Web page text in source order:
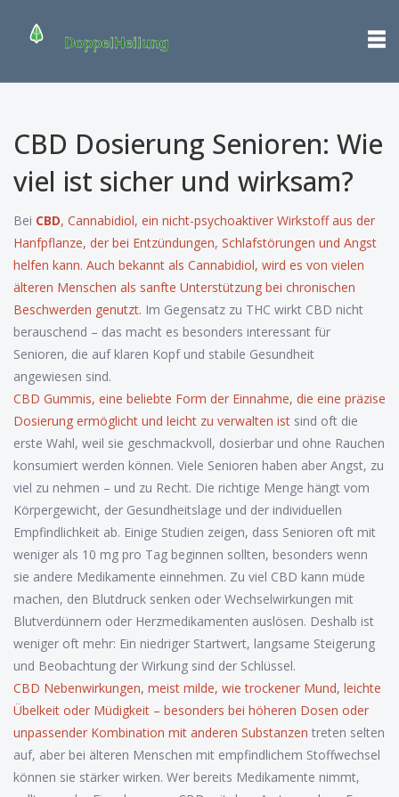
CBD Dosierung Senioren: Wie
viel ist sicher und wirksam?
Bei CBD, Cannabidiol, ein nicht-psychoaktiver Wirkstoff aus der
Hanfpflanze, der bei Entzündungen, Schlafstörungen und Angst
helfen kann. Auch bekannt als Cannabidiol, wird es von vielen
älteren Menschen als sanfte Unterstützung bei chronischen
Beschwerden genutzt. Im Gegensatz zu THC wirkt CBD nicht
berauschend – das macht es besonders interessant für
Senioren, die auf klaren Kopf und stabile Gesundheit
angewiesen sind.
CBD Gummis, eine beliebte Form der Einnahme, die eine präzise
Dosierung ermöglicht und leicht zu verwalten ist sind oft die
erste Wahl, weil sie geschmackvoll, dosierbar und ohne Rauchen
konsumiert werden können. Viele Senioren haben aber Angst, zu
viel zu nehmen – und zu Recht. Die richtige Menge hängt vom
Körpergewicht, der Gesundheitslage und der individuellen
Empfindlichkeit ab. Einige Studien zeigen, dass Senioren oft mit
weniger als 10 mg pro Tag beginnen sollten, besonders wenn
sie andere Medikamente einnehmen. Zu viel CBD kann müde
machen, den Blutdruck senken oder Wechselwirkungen mit
Blutverdünnern oder Herzmedikamenten auslösen. Deshalb ist
weniger oft mehr: Ein niedriger Startwert, langsame Steigerung
und Beobachtung der Wirkung sind der Schlüssel.
CBD Nebenwirkungen, meist milde, wie trockener Mund, leichte
Übelkeit oder Müdigkeit – besonders bei höheren Dosen oder
unpassender Kombination mit anderen Substanzen treten selten
auf, aber bei älteren Menschen mit empfindlichem Stoffwechsel
können sie stärker wirken. Wer bereits Medikamente nimmt,